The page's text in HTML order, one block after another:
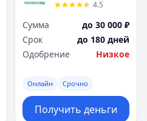
4.5
Сумма
до 30 000 ₽
Срок
до 180 дней
Одобрение
Низкое
Онлайн Срочно
Получить деньги